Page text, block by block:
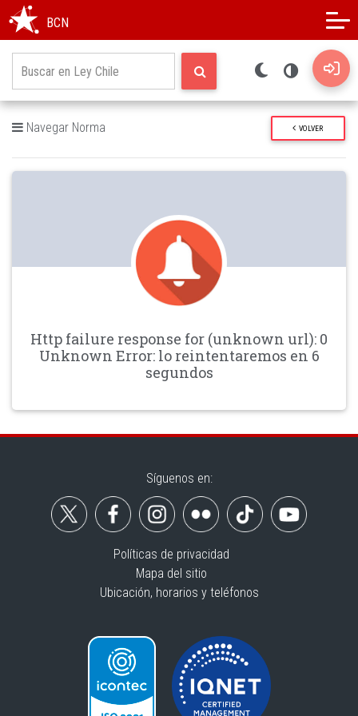
BCN
Navegar Norma VOLVER
Http failure response for (unknown url): 0
Unknown Error: lo reintentaremos en 6
segundos
Síguenos en:
Políticas de privacidad
Mapa del sitio
Ubicación, horarios y teléfonos